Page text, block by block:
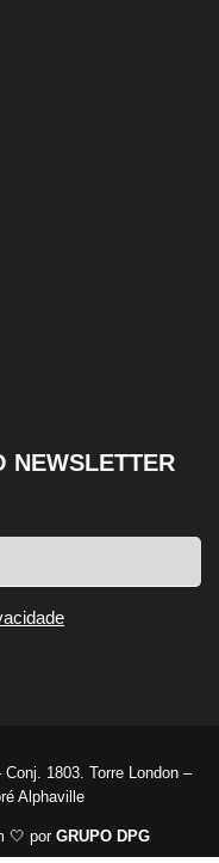
NEWSLETTER
1803. Torre London –
Alphaville
🤍 por GRUPO DPG